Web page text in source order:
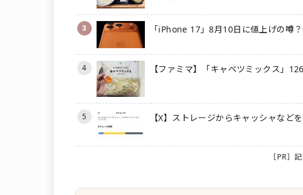
3 「iPhone 17」8月10日に値上げの噂
4 【ファミマ】「キャベツミックス」
5 【X】ストレージからキャッシャなど
［PR］